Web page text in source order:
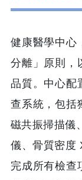
健康醫學中心
分離」原則，
品質。中心配
查系統，包括
磁共振掃描儀
儀、骨質密度
完成所有檢查